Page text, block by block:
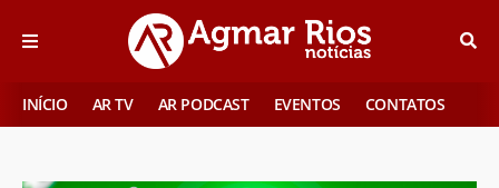
INÍCIO AR TV AR PODCAST EVENTOS CONTATOS